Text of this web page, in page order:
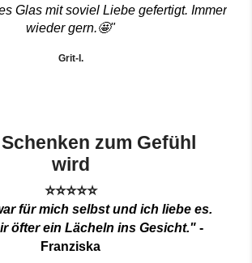
Glas mit soviel Liebe gefertigt. Immer
wieder gern.🤩"
Grit-I.
zum Gefühl
wird
⭐⭐⭐⭐⭐
für mich selbst und ich liebe es.
öfter ein Lächeln ins Gesicht." -
Franziska